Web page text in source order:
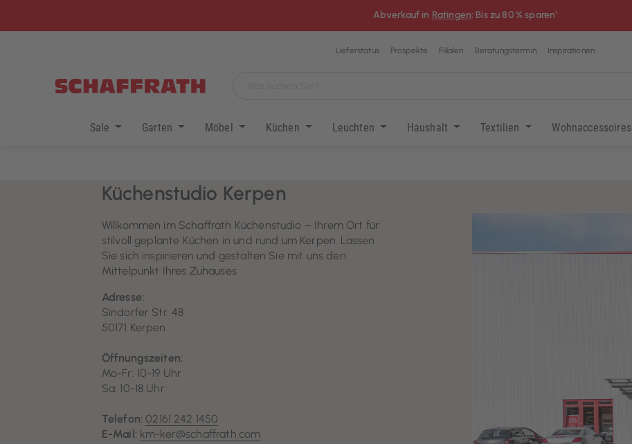
Abverkauf in Ratingen: Bis zu 80 % sparen¹
Lieferstatus Prospekte Filialen Beratungstermin Inspirationen
Sale Garten Möbel Küchen Leuchten Haushalt Textilien Wohnaccessoires
Küchenstudio Kerpen
Willkommen im Schaffrath Küchenstudio – Ihrem Ort für
stilvoll geplante Küchen in und rund um Kerpen. Lassen
Sie sich inspirieren und gestalten Sie mit uns den
Mittelpunkt Ihres Zuhauses.
Adresse:
Sindorfer Str. 48
50171 Kerpen
Öffnungszeiten:
Mo-Fr: 10-19 Uhr
Sa: 10-18 Uhr
Telefon: 02161 242 1450
E-Mail: km-ker@schaffrath.com